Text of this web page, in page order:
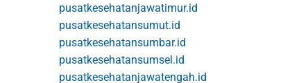
pusatkesehatanjawatimur.id
pusatkesehatansumut.id
pusatkesehatansumbar.id
pusatkesehatansumsel.id
pusatkesehatanjawatengah.id